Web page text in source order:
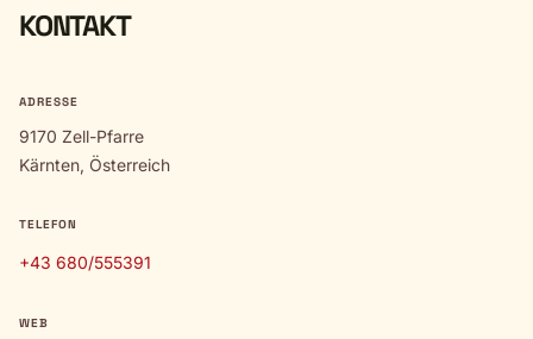
KONTAKT
ADRESSE
9170 Zell-Pfarre
Kärnten, Österreich
TELEFON
+43 680/555391
WEB